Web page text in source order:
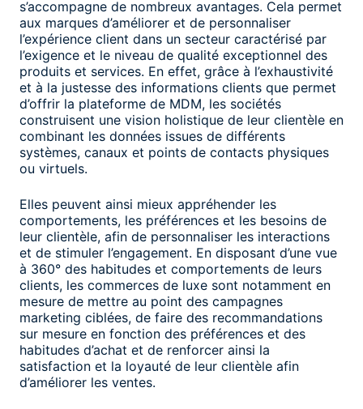
s’accompagne de nombreux avantages. Cela permet
aux marques d’améliorer et de personnaliser
l’expérience client dans un secteur caractérisé par
l’exigence et le niveau de qualité exceptionnel des
produits et services. En effet, grâce à l’exhaustivité
et à la justesse des informations clients que permet
d’offrir la plateforme de MDM, les sociétés
construisent une vision holistique de leur clientèle en
combinant les données issues de différents
systèmes, canaux et points de contacts physiques
ou virtuels.
Elles peuvent ainsi mieux appréhender les
comportements, les préférences et les besoins de
leur clientèle, afin de personnaliser les interactions
et de stimuler l’engagement. En disposant d’une vue
à 360° des habitudes et comportements de leurs
clients, les commerces de luxe sont notamment en
mesure de mettre au point des campagnes
marketing ciblées, de faire des recommandations
sur mesure en fonction des préférences et des
habitudes d’achat et de renforcer ainsi la
satisfaction et la loyauté de leur clientèle afin
d’améliorer les ventes.